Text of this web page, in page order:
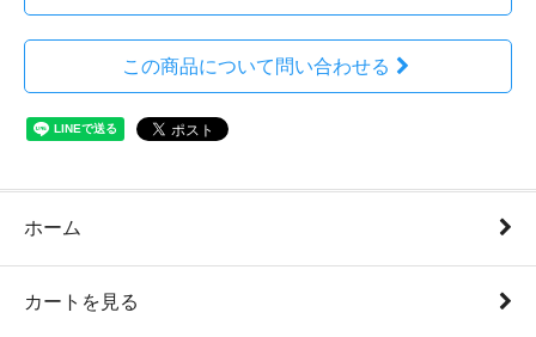
この商品について問い合わせる
ホーム
カートを見る